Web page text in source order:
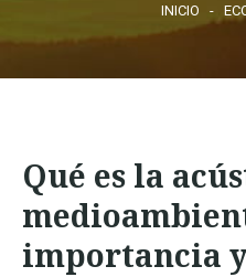
CONTACTO
INICIO -
Qué es la
importancia